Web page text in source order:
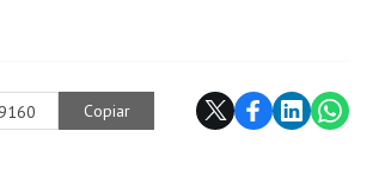
Copiar